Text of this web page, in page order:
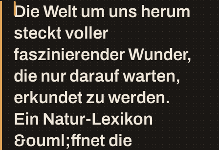
Die Welt um uns herum
steckt voller
faszinierender Wunder,
die nur darauf warten,
erkundet zu werden.
Ein Natur-Lexikon
&ouml;ffnet die